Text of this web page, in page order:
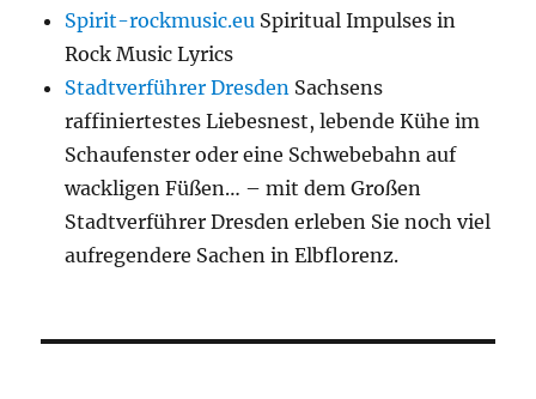
Spirit-rockmusic.eu Spiritual Impulses in
Rock Music Lyrics
Stadtverführer Dresden Sachsens
raffiniertestes Liebesnest, lebende Kühe im
Schaufenster oder eine Schwebebahn auf
wackligen Füßen… – mit dem Großen
Stadtverführer Dresden erleben Sie noch viel
aufregendere Sachen in Elbflorenz.